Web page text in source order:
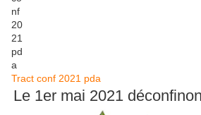
Tract conf 2021 pda
Le 1er mai 2021